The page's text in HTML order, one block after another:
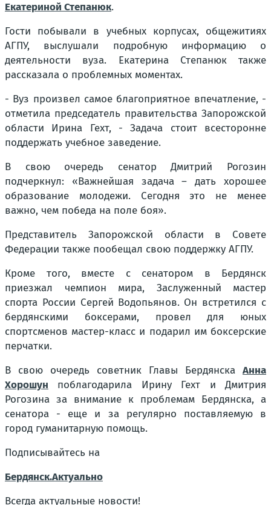
Екатериной Степанюк.
Гости побывали в учебных корпусах, общежитиях
АГПУ, выслушали подробную информацию о
деятельности вуза. Екатерина Степанюк также
рассказала о проблемных моментах.
- Вуз произвел самое благоприятное впечатление, -
отметила председатель правительства Запорожской
области Ирина Гехт, - Задача стоит всесторонне
поддержать учебное заведение.
В свою очередь сенатор Дмитрий Рогозин
подчеркнул: «Важнейшая задача – дать хорошее
образование молодежи. Сегодня это не менее
важно, чем победа на поле боя».
Представитель Запорожской области в Совете
Федерации также пообещал свою поддержку АГПУ.
Кроме того, вместе с сенатором в Бердянск
приезжал чемпион мира, Заслуженный мастер
спорта России Сергей Водопьянов. Он встретился с
бердянскими боксерами, провел для юных
спортсменов мастер-класс и подарил им боксерские
перчатки.
В свою очередь советник Главы Бердянска Анна
Хорошун поблагодарила Ирину Гехт и Дмитрия
Рогозина за внимание к проблемам Бердянска, а
сенатора - еще и за регулярно поставляемую в
город гуманитарную помощь.
Подписывайтесь на
Бердянск.Актуально
Всегда актуальные новости!